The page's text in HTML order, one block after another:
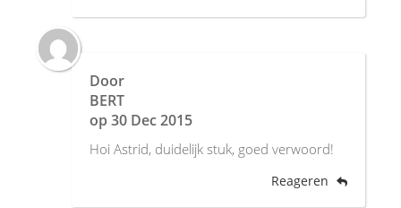
Door
BERT
op 30 Dec 2015
Hoi Astrid, duidelijk stuk, goed verwoord!
Reageren